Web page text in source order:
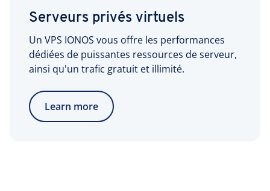
Serveurs privés virtuels
Un VPS IONOS vous offre les performances
dédiées de puissantes ressources de serveur,
ainsi qu'un trafic gratuit et illimité.
Learn more